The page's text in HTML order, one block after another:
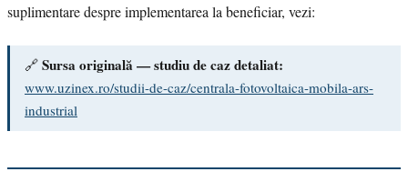
suplimentare despre implementarea la beneficiar, vezi:
🔗 Sursa originală — studiu de caz detaliat:
www.uzinex.ro/studii-de-caz/centrala-fotovoltaica-mobila-ars-
industrial